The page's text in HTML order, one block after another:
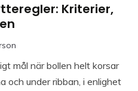
Kriterier,
mål när bollen helt korsar
och under ribban, i enlighet